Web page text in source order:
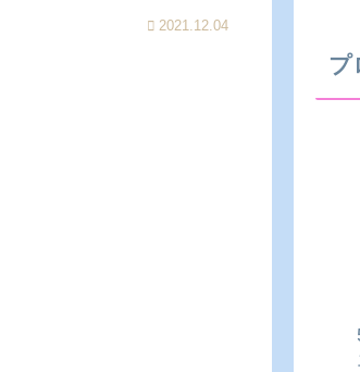
2021.12.04
プ